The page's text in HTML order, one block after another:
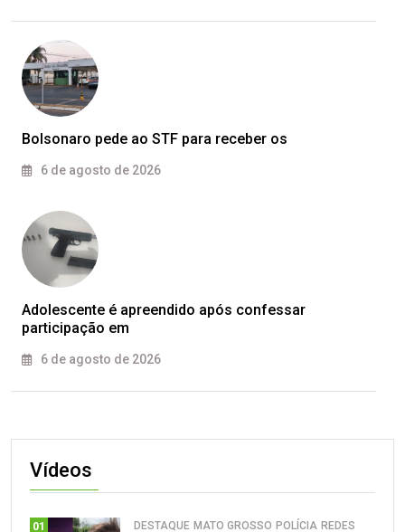
Bolsonaro pede ao STF para receber os
6 de agosto de 2026
Adolescente é apreendido após confessar
participação em
6 de agosto de 2026
Vídeos
01 DESTAQUE MATO GROSSO POLÍCIA REDES